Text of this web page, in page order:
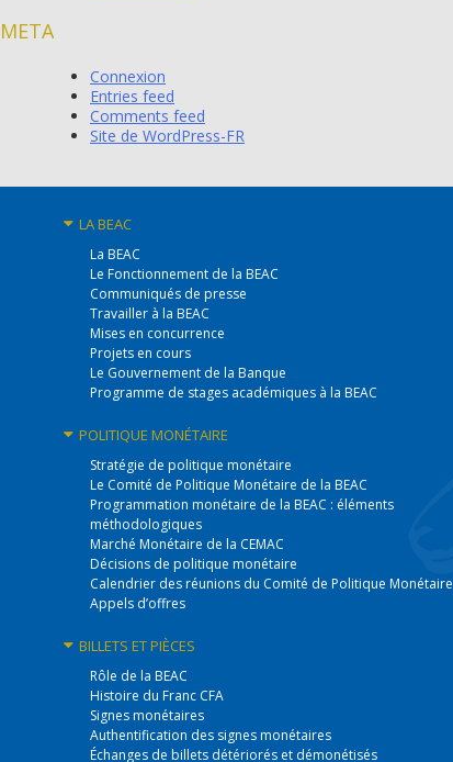
META
Connexion
Entries feed
Comments feed
Site de WordPress-FR
LA BEAC
La BEAC
Le Fonctionnement de la BEAC
Communiqués de presse
Travailler à la BEAC
Mises en concurrence
Projets en cours
Le Gouvernement de la Banque
Programme de stages académiques à la BEAC
POLITIQUE MONÉTAIRE
Stratégie de politique monétaire
Le Comité de Politique Monétaire de la BEAC
Programmation monétaire de la BEAC : éléments
méthodologiques
Marché Monétaire de la CEMAC
Décisions de politique monétaire
Calendrier des réunions du Comité de Politique Monétaire
Appels d’offres
BILLETS ET PIÈCES
Rôle de la BEAC
Histoire du Franc CFA
Signes monétaires
Authentification des signes monétaires
Échanges de billets détériorés et démonétisés